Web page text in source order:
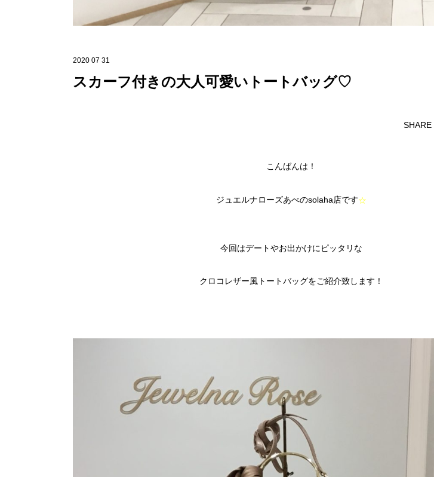
2020 07 31
スカーフ付きの大人可愛いトートバッグ♡
SHARE
こんばんは！
ジュエルナローズあべのsolaha店です☆
今回はデートやお出かけにピッタリな
クロコレザー風トートバッグをご紹介致します！